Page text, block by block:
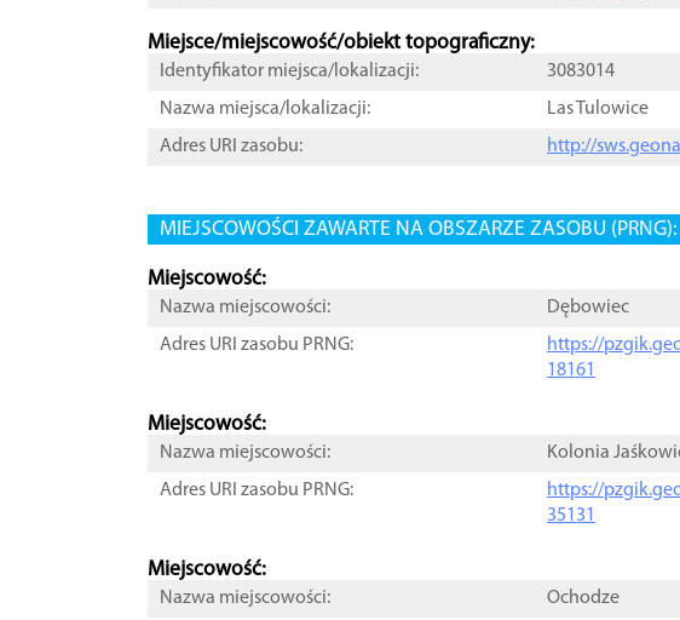
Miejsce/miejscowość/obiekt topograficzny:
Identyfikator miejsca/lokalizacji:
3083014
Nazwa miejsca/lokalizacji:
Las Tulowice
Adres URI zasobu:
http://
MIEJSCOWOŚCI ZAWARTE NA OBSZARZE ZASOBU (PRNG):
Miejscowość:
Nazwa miejscowości:
Dębowiec
Adres URI zasobu PRNG:
https://
18161
Miejscowość:
Nazwa miejscowości:
Kolonia
Adres URI zasobu PRNG:
https://
35131
Miejscowość:
Nazwa miejscowości:
Ochodze